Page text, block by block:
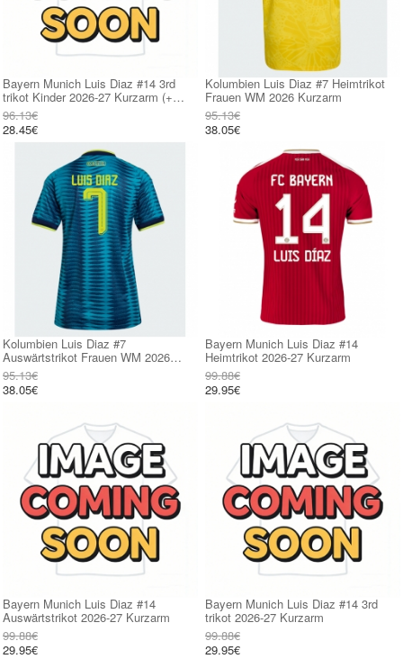
Bayern Munich Luis Diaz #14 3rd
trikot Kinder 2026-27 Kurzarm (+
kurze hosen)
96.13€
28.45€
Kolumbien Luis Diaz #7 Heimtrikot
Frauen WM 2026 Kurzarm
95.13€
38.05€
Kolumbien Luis Diaz #7
Auswärtstrikot Frauen WM 2026
Kurzarm
95.13€
38.05€
Bayern Munich Luis Diaz #14
Heimtrikot 2026-27 Kurzarm
99.88€
29.95€
Bayern Munich Luis Diaz #14
Auswärtstrikot 2026-27 Kurzarm
99.88€
29.95€
Bayern Munich Luis Diaz #14 3rd
trikot 2026-27 Kurzarm
99.88€
29.95€